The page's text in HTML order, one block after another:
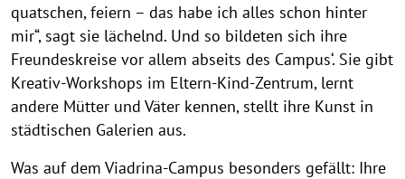
quatschen, feiern – das habe ich alles schon hinter
mir“, sagt sie lächelnd. Und so bildeten sich ihre
Freundeskreise vor allem abseits des Campus‘. Sie gibt
Kreativ-Workshops im Eltern-Kind-Zentrum, lernt
andere Mütter und Väter kennen, stellt ihre Kunst in
städtischen Galerien aus.
Was auf dem Viadrina-Campus besonders gefällt: Ihre